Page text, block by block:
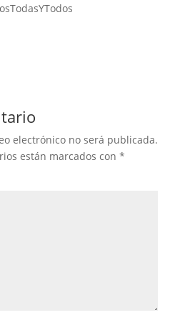
electrónico no será publicada.
están marcados con *